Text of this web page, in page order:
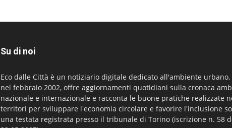
Su di noi
Eco dalle Città è un notiziario digitale dedicato all'ambiente
nel febbraio 2002, offre aggiornamenti quotidiani sulla cronaca
nazionale e internazionale e racconta le buone pratiche realizzate
territori per sviluppare l'economia circolare e favorire l'inclusione
una testata registrata presso il tribunale di Torino (iscrizione n. 58